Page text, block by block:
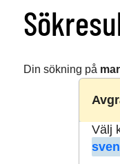
Din sökning på
Välj